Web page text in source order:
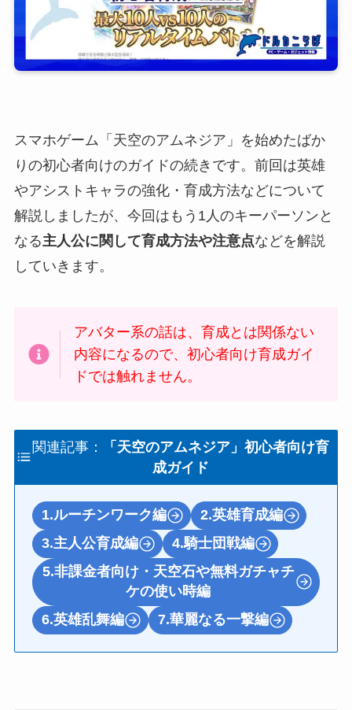
スマホゲーム「天空のアムネジア」を始めたばか
りの初心者向けのガイドの続きです。前回は英雄
やアシストキャラの強化・育成方法などについて
解説しましたが、今回はもう1人のキーパーソンと
なる主人公に関して育成方法や注意点などを解説
していきます。
アバター系の話は、育成とは関係ない
内容になるので、初心者向け育成ガイ
ドでは触れません。
関連記事：
「天空のアムネジア」初心者向け育
成ガイド
1.ルーチンワーク編
2.英雄育成編
3.主人公育成編
4.騎士団戦編
5.非課金者向け・天空石や無料ガチャチ
ケの使い時編
6.英雄乱舞編
7.華麗なる一撃編